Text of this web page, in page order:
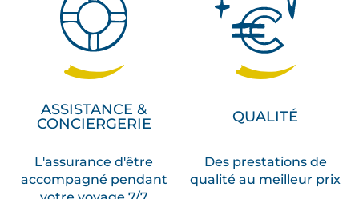
ASSISTANCE &
CONCIERGERIE
L'assurance d'être
accompagné pendant
QUALITÉ
Des prestations de
qualité au meilleur prix